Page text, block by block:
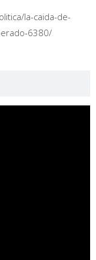
la-caida-de-
6380/